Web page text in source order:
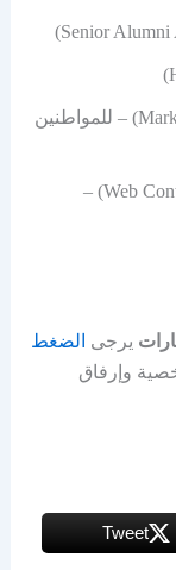
كاتب محتوى تسويقي (Marketing Copywriter) – للمواطنين
أخصائي محتوى إلكتروني (Web Content Specialist) –
يرجى الضغط
وإرفاق
Tweet